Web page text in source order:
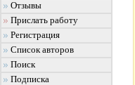
Отзывы
Прислать работу
Регистрация
Список авторов
Поиск
Подписка